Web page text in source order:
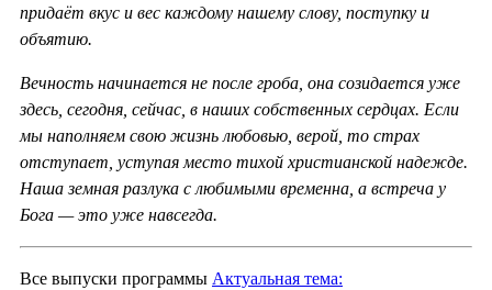
придаёт вкус и вес каждому нашему слову, поступку и
объятию.
Вечность начинается не после гроба, она созидается уже
здесь, сегодня, сейчас, в наших собственных сердцах. Если
мы наполняем свою жизнь любовью, верой, то страх
отступает, уступая место тихой христианской надежде.
Наша земная разлука с любимыми временна, а встреча у
Бога — это уже навсегда.
Все выпуски программы Актуальная тема: